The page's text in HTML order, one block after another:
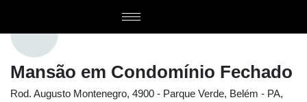
Mansão em Condomínio Fechado
Rod. Augusto Montenegro, 4900 - Parque Verde, Belém - PA,